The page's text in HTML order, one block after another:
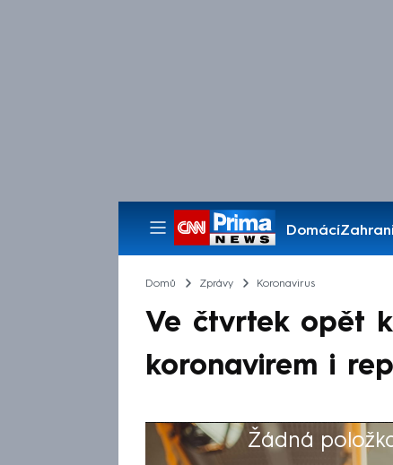
Domácí
Pořady
Domů Zprávy Koronavirus
Ve čtvrtek opět
koronavirem i
Žádná
Výběr redakce